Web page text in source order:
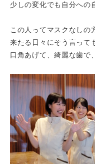
少しの変化でも自分への
この人ってマスクなしの
来たる日々にそう言って
口角あげて、綺麗な歯で